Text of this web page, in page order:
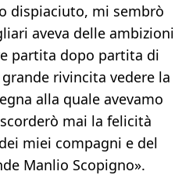
dispiaciuto, mi sembrò
aveva delle ambizioni
partita dopo partita di
rivincita vedere la
alla quale avevamo
mai la felicità
miei compagni e del
Manlio Scopigno».